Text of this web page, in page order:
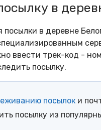
в
в деревне
ввести трек-код -
посылку.
посылок и
посылку из